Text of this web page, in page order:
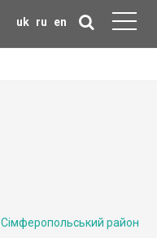
uk ru en
Сімферопольський район